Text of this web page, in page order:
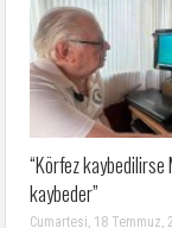
“Körfez
kaybeder”
Cumartesi, 18 Temmuz,